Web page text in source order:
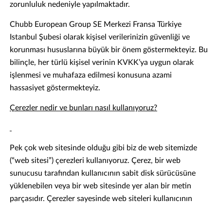
zorunluluk nedeniyle yapılmaktadır.
Chubb European Group SE Merkezi Fransa Türkiye
Istanbul Şubesi olarak kişisel verilerinizin güvenliği ve
korunması hususlarına büyük bir önem göstermekteyiz. Bu
bilinçle, her türlü kişisel verinin KVKK’ya uygun olarak
işlenmesi ve muhafaza edilmesi konusuna azami
hassasiyet göstermekteyiz.
Çerezler nedir ve bunları nasıl kullanıyoruz?
Pek çok web sitesinde olduğu gibi biz de web sitemizde
(“web sitesi”) çerezleri kullanıyoruz. Çerez, bir web
sunucusu tarafından kullanıcının sabit disk sürücüsüne
yüklenebilen veya bir web sitesinde yer alan bir metin
parçasıdır. Çerezler sayesinde web siteleri kullanıcının